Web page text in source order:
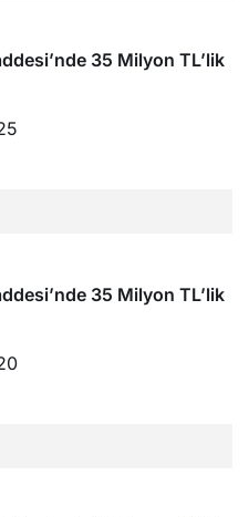
35 Milyon TL’lik
35 Milyon TL’lik